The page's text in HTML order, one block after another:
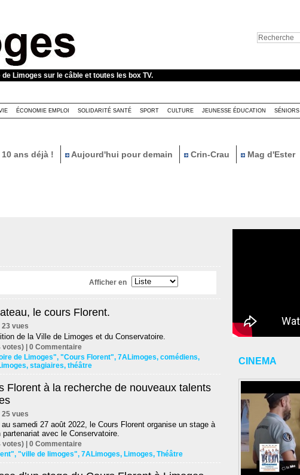
Limoges sur le câble et toutes les box TV.
ÉCONOMIE EMPLOI SOLIDARITÉ SANTÉ SPORT CULTURE JEUNESSE ÉDUCATION SÉNIORS
ans déjà ! Aujourd'hui pour demain Crin-Crau Mag d'Ester
Afficher en
le cours Florent.
23 vues
de la Ville de Limoges et du Conservatoire.
| 0 Commentaire
de Limoges", "Cours Florent", 7ALimoges, comédiens,
, stagiaires, théâtre
Florent à la recherche de nouveaux talents
25 vues
samedi 27 août 2022, le Cours Florent organise un stage à
partenariat avec le Conservatoire.
| 0 Commentaire
, "ville de limoges", 7ALimoges, Limoges, Théâtre
CINEMA